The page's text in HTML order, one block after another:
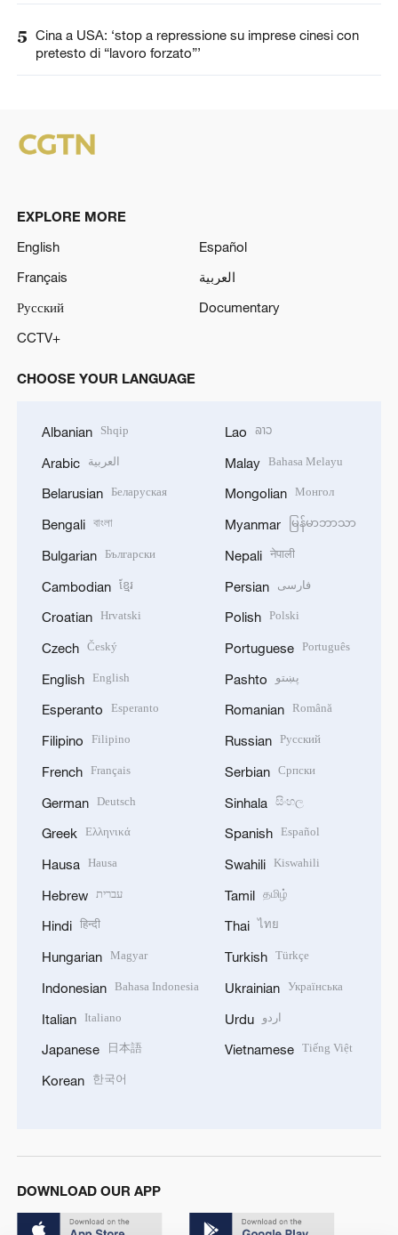
5 Cina a USA: ‘stop a repressione su imprese cinesi con
pretesto di “lavoro forzato”’
EXPLORE MORE
English
Español
Français
العربية
Русский
Documentary
CCTV+
CHOOSE YOUR LANGUAGE
Albanian Shqip
Arabic العربية
Belarusian Беларуская
Bengali বাংলা
Bulgarian Български
Cambodian ខ្មែរ
Croatian Hrvatski
Czech Český
English English
Esperanto Esperanto
Filipino Filipino
French Français
German Deutsch
Greek Ελληνικά
Hausa Hausa
Hebrew עברית
Hindi हिन्दी
Hungarian Magyar
Indonesian Bahasa Indonesia
Italian Italiano
Japanese 日本語
Korean 한국어
Lao ລາວ
Malay Bahasa Melayu
Mongolian Монгол
Myanmar မြန်မာဘာသာ
Nepali नेपाली
Persian فارسی
Polish Polski
Portuguese Português
Pashto پښتو
Romanian Română
Russian Русский
Serbian Српски
Sinhala සිංහල
Spanish Español
Swahili Kiswahili
Tamil தமிழ்
Thai ไทย
Turkish Türkçe
Ukrainian Українська
Urdu اردو
Vietnamese Tiếng Việt
DOWNLOAD OUR APP